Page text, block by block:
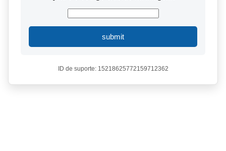
submit
ID de suporte: 15218625772159712362